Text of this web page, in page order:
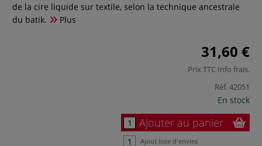
de la cire liquide sur textile, selon la technique ancestrale
du batik.
Plus
31,60 €
Prix TTC Info frais.
Réf.42051
En stock
Ajouter au panier
Ajout liste d'envies